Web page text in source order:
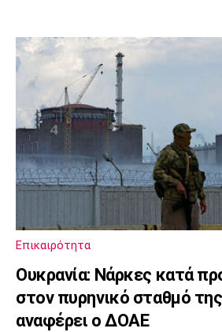
Επικαιρότητα
Ουκρανία: Νάρκες κατά
στον πυρηνικό σταθμό
αναφέρει ο ΔΟΑΕ